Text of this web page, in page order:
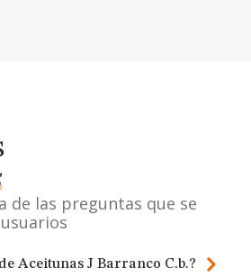
de las preguntas que se
Aceitunas J Barranco C.b.?